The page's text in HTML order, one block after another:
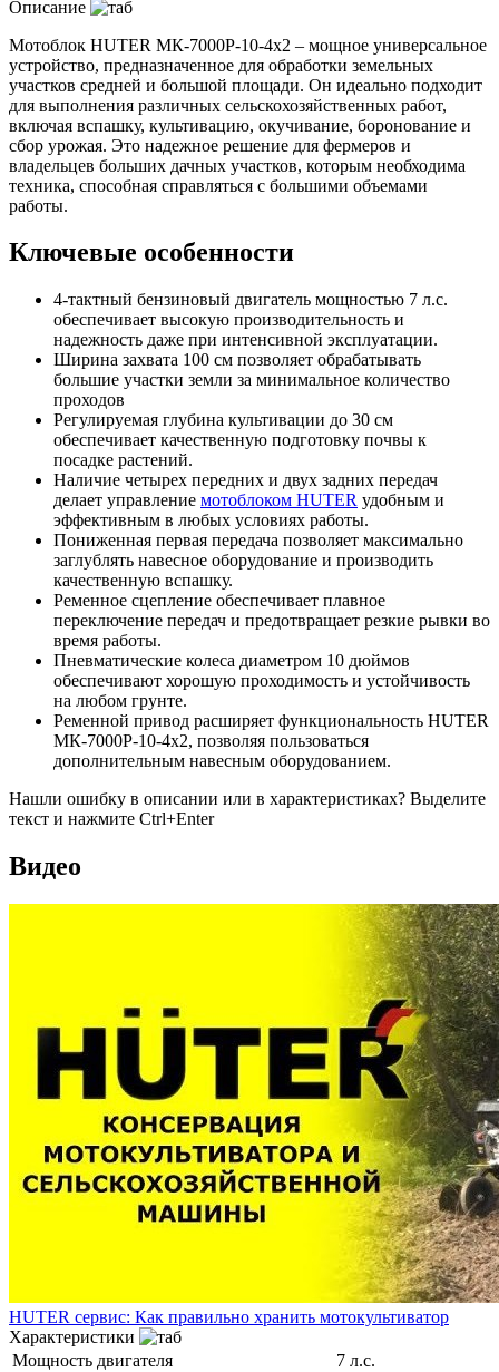
Описание
Мотоблок HUTER МК-7000P-10-4х2 – мощное универсальное
устройство, предназначенное для обработки земельных
участков средней и большой площади. Он идеально подходит
для выполнения различных сельскохозяйственных работ,
включая вспашку, культивацию, окучивание, боронование и
сбор урожая. Это надежное решение для фермеров и
владельцев больших дачных участков, которым необходима
техника, способная справляться с большими объемами
работы.
Ключевые особенности
4-тактный бензиновый двигатель мощностью 7 л.с.
обеспечивает высокую производительность и
надежность даже при интенсивной эксплуатации.
Ширина захвата 100 см позволяет обрабатывать
большие участки земли за минимальное количество
проходов
Регулируемая глубина культивации до 30 см
обеспечивает качественную подготовку почвы к
посадке растений.
Наличие четырех передних и двух задних передач
делает управление мотоблоком HUTER удобным и
эффективным в любых условиях работы.
Пониженная первая передача позволяет максимально
заглублять навесное оборудование и производить
качественную вспашку.
Ременное сцепление обеспечивает плавное
переключение передач и предотвращает резкие рывки во
время работы.
Пневматические колеса диаметром 10 дюймов
обеспечивают хорошую проходимость и устойчивость
на любом грунте.
Ременной привод расширяет функциональность HUTER
МК-7000P-10-4х2, позволяя пользоваться
дополнительным навесным оборудованием.
Нашли ошибку в описании или в характеристиках? Выделите
текст и нажмите Ctrl+Enter
Видео
HUTER сервис: Как правильно хранить мотокультиватор
Характеристики
Мощность двигателя
7 л.с.